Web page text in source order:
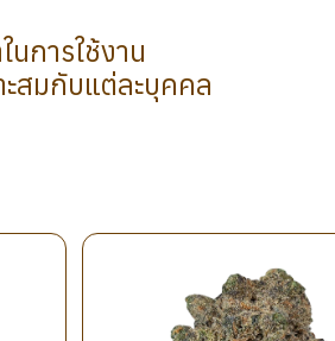
การใช้งาน
สมกับแต่ละบุคคล